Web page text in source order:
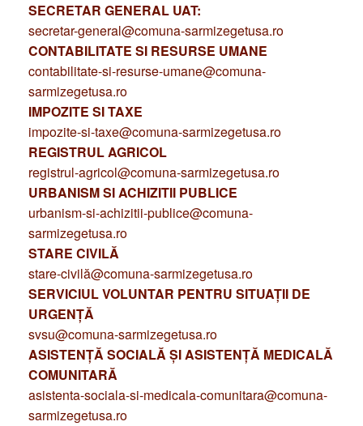
SECRETAR GENERAL UAT:
secretar-general@comuna-sarmizegetusa.ro
CONTABILITATE SI RESURSE UMANE
contabilitate-si-resurse-umane@comuna-
sarmizegetusa.ro
IMPOZITE SI TAXE
impozite-si-taxe@comuna-sarmizegetusa.ro
REGISTRUL AGRICOL
registrul-agricol@comuna-sarmizegetusa.ro
URBANISM SI ACHIZITII PUBLICE
urbanism-si-achizitii-publice@comuna-
sarmizegetusa.ro
STARE CIVILĂ
stare-civilă@comuna-sarmizegetusa.ro
SERVICIUL VOLUNTAR PENTRU SITUAȚII DE
URGENȚĂ
svsu@comuna-sarmizegetusa.ro
ASISTENȚĂ SOCIALĂ ȘI ASISTENȚĂ MEDICALĂ
COMUNITARĂ
asistenta-sociala-si-medicala-comunitara@comuna-
sarmizegetusa.ro